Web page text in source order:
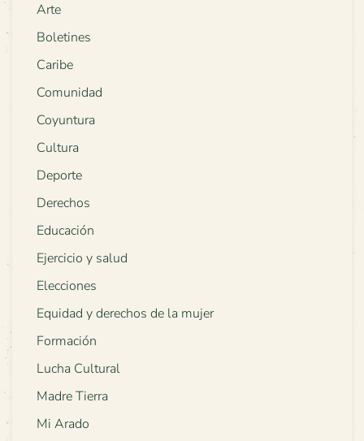
Arte
Boletines
Caribe
Comunidad
Coyuntura
Cultura
Deporte
Derechos
Educación
Ejercicio y salud
Elecciones
Equidad y derechos de la mujer
Formación
Lucha Cultural
Madre Tierra
Mi Arado